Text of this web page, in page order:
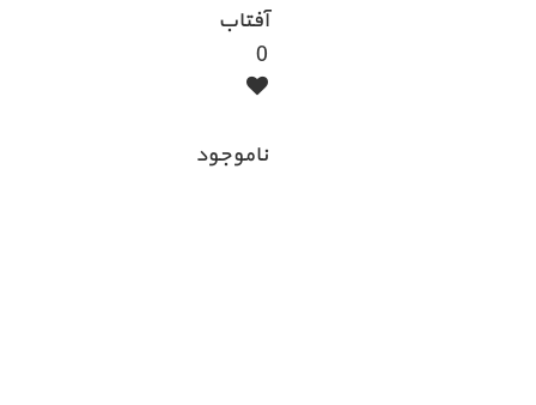
آفتاب
0
ناموجود